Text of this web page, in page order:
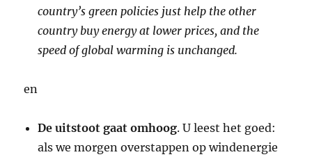
country’s green policies just help the other
country buy energy at lower prices, and the
speed of global warming is unchanged.
en
De uitstoot gaat omhoog. U leest het goed:
als we morgen overstappen op windenergie